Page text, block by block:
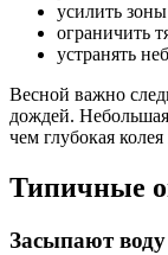
усилить
ограничить
устранять
Весной важно
дождей. Небольшая
чем глубокая
Типичные
Засыпают воду